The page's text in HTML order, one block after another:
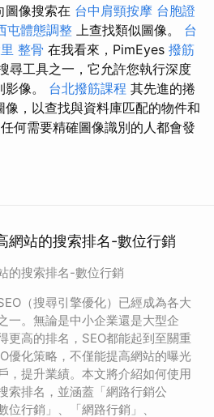
圖像搜索在 台中肩頸按摩 台胞證
屯體態調整 上查找類似圖像。 台
整骨 在我看來，PimEyes 撥筋
尋工具之一，它允許您執行深度
像。 台北撥筋課程 其先進的捲
，以查找與資料庫匹配的物件和
任何需要精確圖像識別的人都會發
網站的搜索排名-數位行銷
的搜索排名-數位行銷
（搜尋引擎優化）已經成為各大
一。無論是中小企業還是大型企
更高的排名，SEO都能起到至關重
優化策略，不僅能提高網站的曝光
，提升業績。本文將介紹如何使用
索排名，並涵蓋「網路行銷公
行銷」、「網路行銷」、